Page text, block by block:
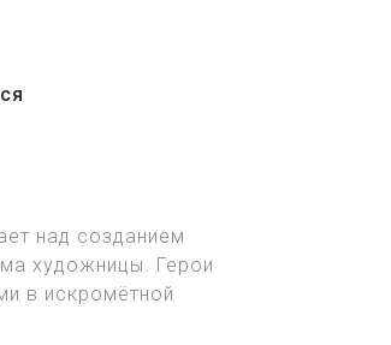
над созданием
художницы. Герои
в искромётной